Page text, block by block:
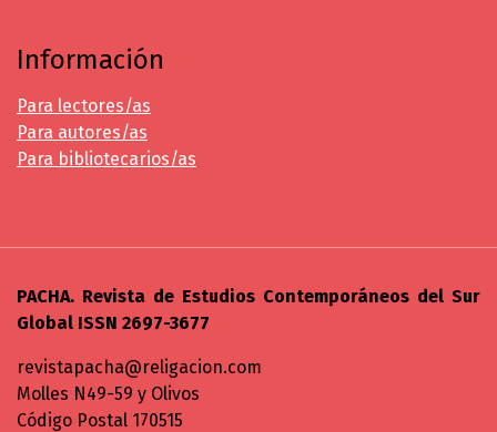
Información
Para lectores/as
Para autores/as
Para bibliotecarios/as
PACHA. Revista de Estudios Contemporáneos del Sur
Global ISSN 2697-3677
revistapacha@religacion.com
Molles N49-59 y Olivos
Código Postal 170515